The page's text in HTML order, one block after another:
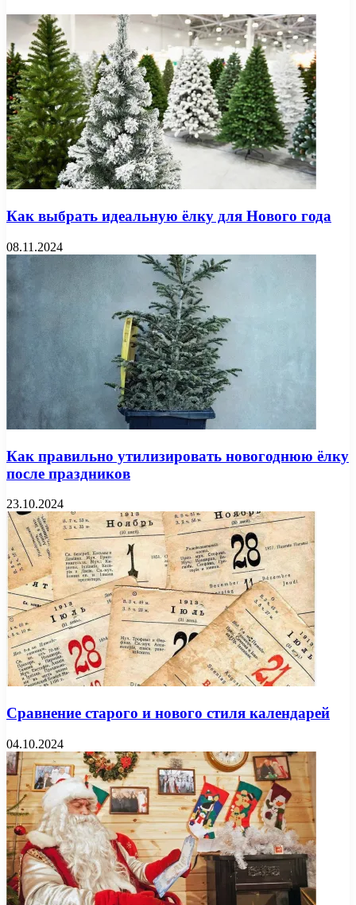
Как выбрать идеальную ёлку для Нового года
08.11.2024
Как правильно утилизировать новогоднюю ёлку
после праздников
23.10.2024
Сравнение старого и нового стиля календарей
04.10.2024